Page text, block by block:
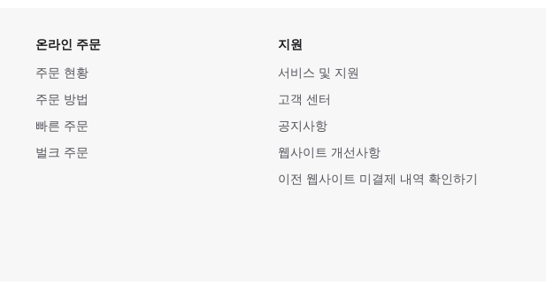
온라인 주문
주문 현황
주문 방법
빠른 주문
벌크 주문
지원
서비스 및 지원
고객 센터
공지사항
웹사이트 개선사항
이전 웹사이트 미결제 내역 확인하기